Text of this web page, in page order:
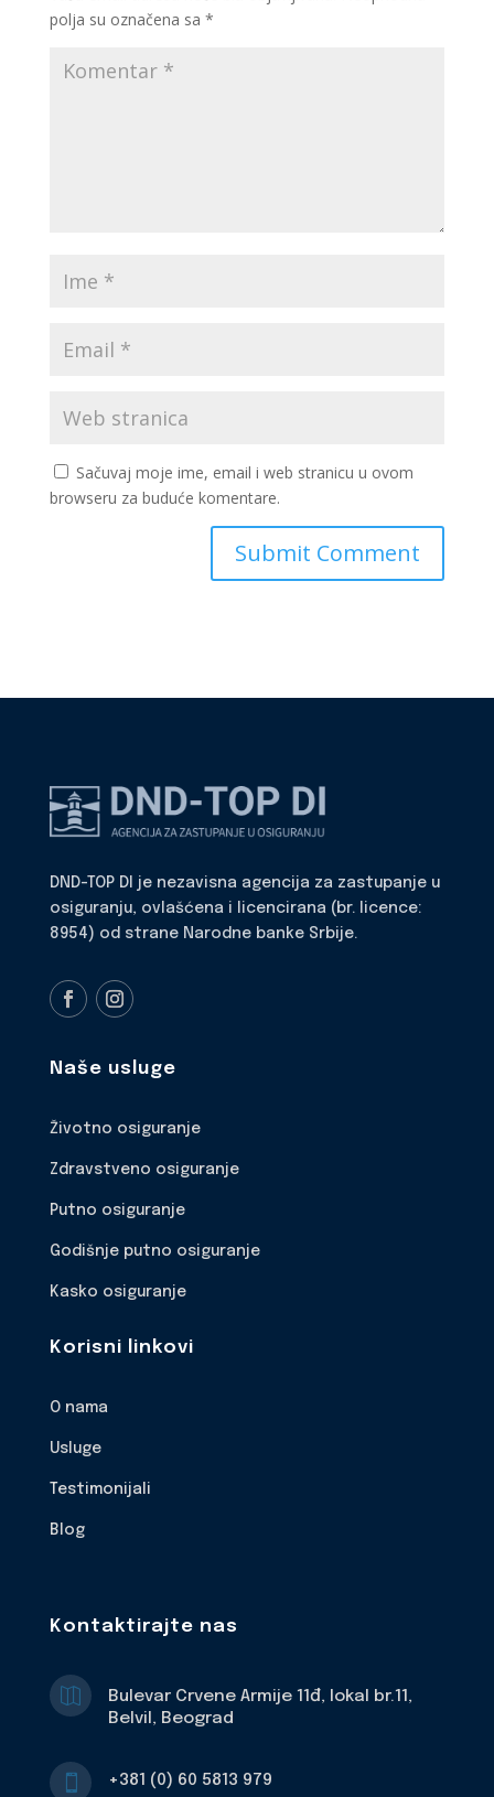
polja su označena sa *
Sačuvaj moje ime, email i web stranicu u ovom
browseru za buduće komentare.
DND-TOP DI je nezavisna agencija za zastupanje u
osiguranju, ovlašćena i licencirana (br. licence:
8954) od strane Narodne banke Srbije.
Naše usluge
Životno osiguranje
Zdravstveno osiguranje
Putno osiguranje
Godišnje putno osiguranje
Kasko osiguranje
Korisni linkovi
O nama
Usluge
Testimonijali
Blog
Kontaktirajte nas

Bulevar Crvene Armije 11đ, lokal br.11,
Belvil, Beograd
 +381 (0) 60 5813 979